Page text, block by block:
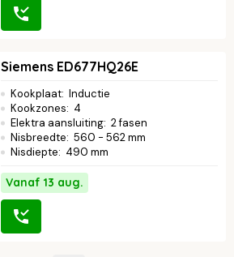
Siemens ED677HQ26E
Kookplaat: Inductie
Kookzones: 4
Elektra aansluiting: 2 fasen
Nisbreedte: 560 - 562 mm
Nisdiepte: 490 mm
Vanaf 13 aug.